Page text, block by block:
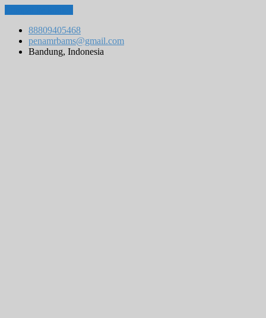
88809405468
penamrbams@gmail.com
Bandung, Indonesia